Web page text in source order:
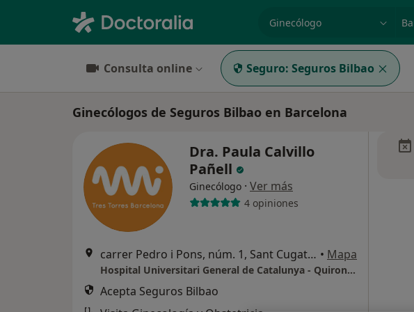
especialidad, enfermedad o
Consulta online Seguro: Seguros Bilbao
Ginecólogos de Seguros Bilbao en Barcelona
Dra. Paula Calvillo
Pañell
Ginecólogo · Ver más
4 opiniones
carrer Pedro i Pons, núm. 1, Sant Cugat del Vallès • Mapa
Hospital Universitari General de Catalunya - QuironSalud
Acepta Seguros Bilbao